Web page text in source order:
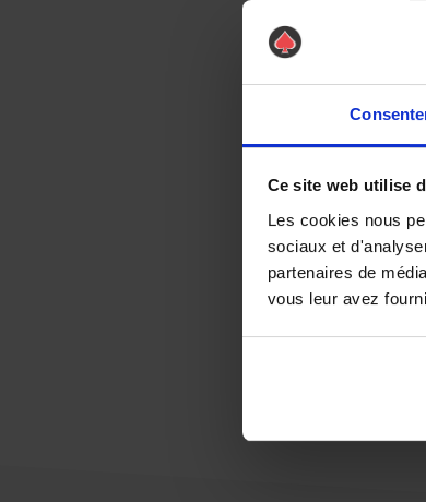
Ce site web utilise
Les cookies nous
sociaux et
partenaires de
vous leur avez